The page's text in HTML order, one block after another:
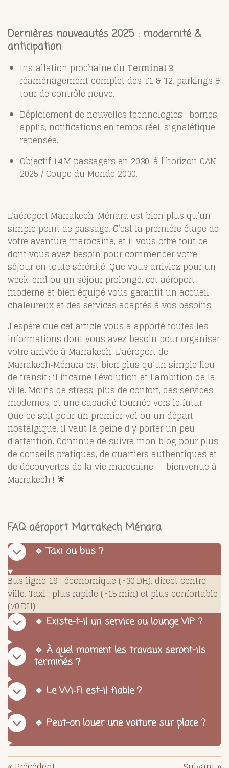
Dernières nouveautés 2025 : modernité &
anticipation
Installation prochaine du Terminal 3,
réaménagement complet des T1 & T2, parkings &
tour de contrôle neuve.
Déploiement de nouvelles technologies : bornes,
applis, notifications en temps réel, signalétique
repensée.
Objectif 14 M passagers en 2030, à l’horizon CAN
2025 / Coupe du Monde 2030.
L’aéroport Marrakech-Ménara est bien plus qu’un
simple point de passage. C’est la première étape de
votre aventure marocaine, et il vous offre tout ce
dont vous avez besoin pour commencer votre
séjour en toute sérénité. Que vous arriviez pour un
week-end ou un séjour prolongé, cet aéroport
moderne et bien équipé vous garantit un accueil
chaleureux et des services adaptés à vos besoins.
J’espère que cet article vous a apporté toutes les
informations dont vous avez besoin pour organiser
votre arrivée à Marrakech. L’aéroport de
Marrakech‑Ménara est bien plus qu’un simple lieu
de transit : il incarne l’évolution et l’ambition de la
ville. Moins de stress, plus de confort, des services
modernes, et une capacité tournée vers le futur.
Que ce soit pour un premier vol ou un départ
nostalgique, il vaut la peine d’y porter un peu
d’attention. Continue de suivre mon blog pour plus
de conseils pratiques, de quartiers authentiques et
de découvertes de la vie marocaine — bienvenue à
Marrakech ! 🌟
FAQ aéroport Marrakech Ménara
🔹 Taxi ou bus ?
Bus ligne 19 : économique (~30 DH), direct centre-
ville. Taxi : plus rapide (~15 min) et plus confortable
(70 DH)
🔹 Existe-t-il un service ou lounge VIP ?
🔹 À quel moment les travaux seront-ils
terminés ?
🔹 Le Wi‑Fi est-il fiable ?
🔹 Peut-on louer une voiture sur place ?